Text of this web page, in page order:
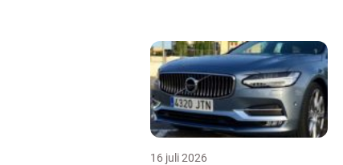
16 juli 2026